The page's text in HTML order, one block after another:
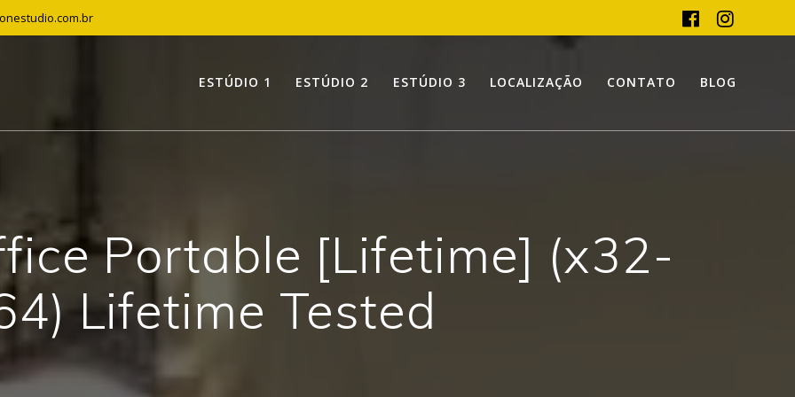
ESTÚDIO 1 ESTÚDIO 2 ESTÚDIO 3 LOCALIZAÇÃO CONTATO BLOG
Portable [Lifetime] (x32-
Lifetime Tested